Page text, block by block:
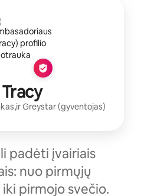
Tracy
irGreystar(gyventojas)
padėti įvairiais
nuo pirmųjų
pirmojo svečio.